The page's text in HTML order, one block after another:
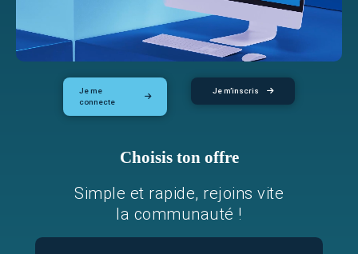
Je me
connecte
Je m’inscris
Choisis ton offre
Simple et rapide, rejoins vite
la communauté !